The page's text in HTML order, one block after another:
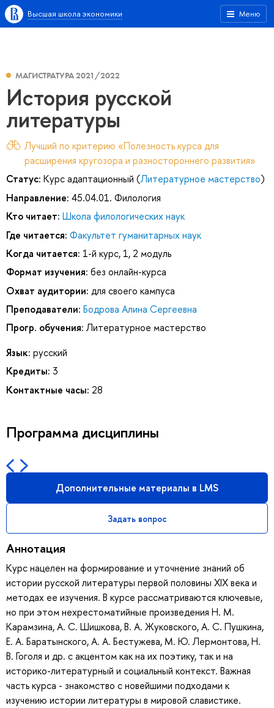
Меню
Высшая школа экономики
МАГИСТРАТУРА 2021/2022
История русской
литературы
Лучший по критерию «Полезность курса для
расширения кругозора и разностороннего развития»
Статус: Курс адаптационный (Литературное мастерство)
Направление: 45.04.01. Филология
Кто читает: Школа филологических наук
Где читается: Факультет гуманитарных наук
Когда читается: 1-й курс, 1, 2 модуль
Формат изучения: без онлайн-курса
Охват аудитории: для своего кампуса
Преподаватели: Бодрова Алина Сергеевна
Прогр. обучения: Литературное мастерство
Язык: русский
Кредиты: 3
Контактные часы: 28
Программа дисциплины
Дополнительные материалы в LMS
Задать вопрос
Аннотация
Курс нацелен на формирование и уточнение знаний об
истории русской литературы первой половины XIX века и
методах ее изучения. В курсе рассматриваются ключевые,
но при этом нехрестоматийные произведения Н. М.
Карамзина, А. С. Шишкова, В. А. Жуковского, А. С. Пушкина,
Е. А. Баратынского, А. А. Бестужева, М. Ю. Лермонтова, Н.
В. Гоголя и др. с акцентом как на их поэтику, так и на
историко-литературный и социальный контекст. Важная
часть курса - знакомство с новейшими подходами к
изучению истории литературы в мировой славистике.